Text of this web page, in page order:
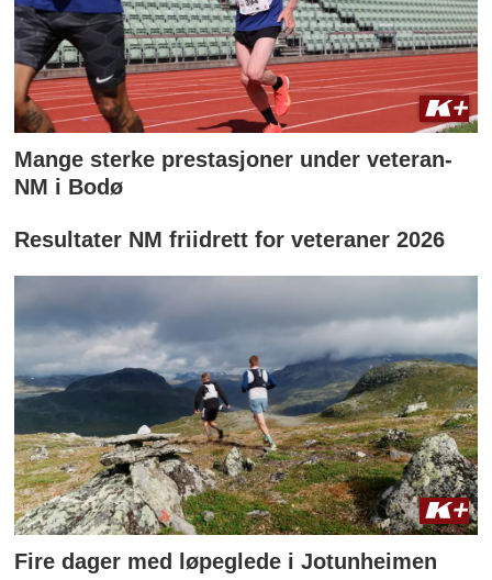
Mange sterke prestasjoner under veteran-
NM i Bodø
Resultater NM friidrett for veteraner 2026
Fire dager med løpeglede i Jotunheimen